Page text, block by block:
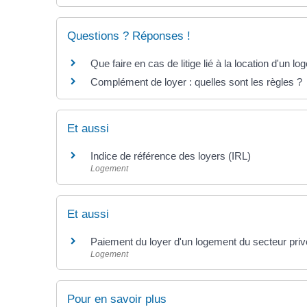
Questions ? Réponses !
Que faire en cas de litige lié à la location d'un
Complément de loyer : quelles sont les règles ?
Et aussi
Indice de référence des loyers (IRL)
Logement
Et aussi
Paiement du loyer d'un logement du secteur
Logement
Pour en savoir plus